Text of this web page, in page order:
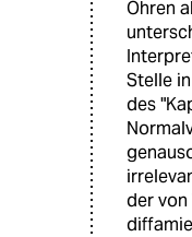
Ohren
Stelle
des
der von